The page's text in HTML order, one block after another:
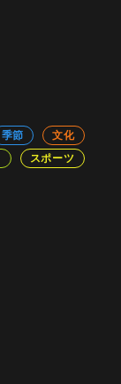
季節
文化
スポーツ